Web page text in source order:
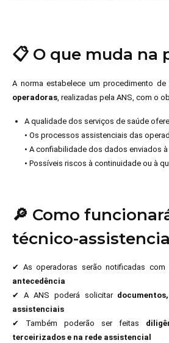
📋 O que muda na
A norma estabelece um procedimento de
operadoras , realizadas pela ANS, com o
A qualidade dos serviços de saúde
• Os processos assistenciais das
• A confiabilidade dos dados enviados à
• Possíveis riscos à continuidade ou à
🔎 Como
técnico-
✔ As operadoras serão notificadas com
antecedência
✔ A ANS poderá solicitar
assistenciais
✔ Também poderão ser feitas
terceirizados e na rede assistencial